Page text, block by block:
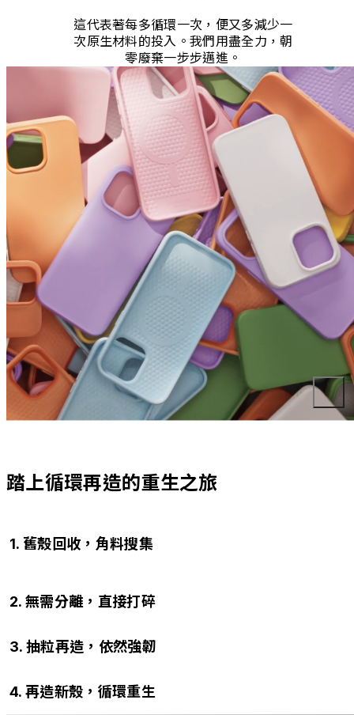
這代表著每多循環一次，便又多減少一
次原生材料的投入。我們用盡全力，朝
零廢棄一步步邁進。
踏上循環再造的重生之旅
1. 舊殼回收，角料搜集
CircularNext 的再生材料來源有哪些？包含你參與回收行動的舊殼，
2. 無需分離，直接打碎
多數手機殼由多種材料組成，造成回收極度困難：得要分離拆解、還
3. 抽粒再造，依然強韌
每一次循環再造，都可能影響材料的穩定性。犀牛盾以獨家材料科技
4. 再造新殼，循環重生